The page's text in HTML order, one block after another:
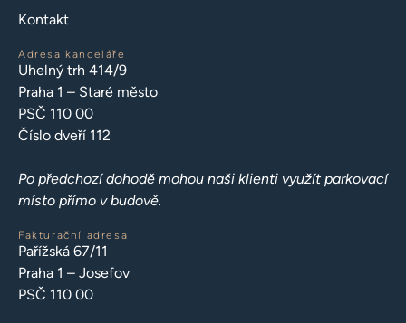
Kontakt
Adresa kanceláře
Uhelný trh 414/9
Praha 1 – Staré město
PSČ 110 00
Číslo dveří 112
Po předchozí dohodě mohou naši klienti využít parkovací
místo přímo v budově.
Fakturační adresa
Pařížská 67/11
Praha 1 – Josefov
PSČ 110 00